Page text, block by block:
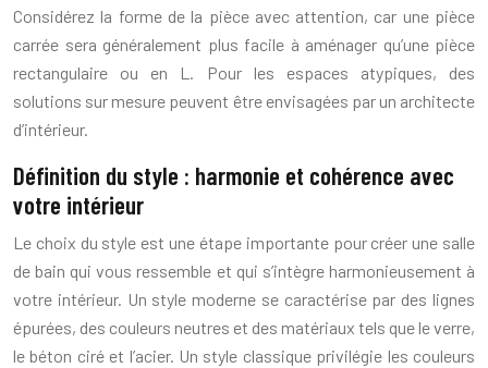
Considérez la forme de la pièce avec attention, car une pièce
carrée sera généralement plus facile à aménager qu’une pièce
rectangulaire ou en L. Pour les espaces atypiques, des
solutions sur mesure peuvent être envisagées par un architecte
d’intérieur.
Définition du style : harmonie et cohérence avec
votre intérieur
Le choix du style est une étape importante pour créer une salle
de bain qui vous ressemble et qui s’intègre harmonieusement à
votre intérieur. Un style moderne se caractérise par des lignes
épurées, des couleurs neutres et des matériaux tels que le verre,
le béton ciré et l’acier. Un style classique privilégie les couleurs